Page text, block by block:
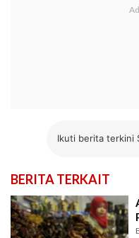
Ikuti berita terkini
BERITA TERKAIT